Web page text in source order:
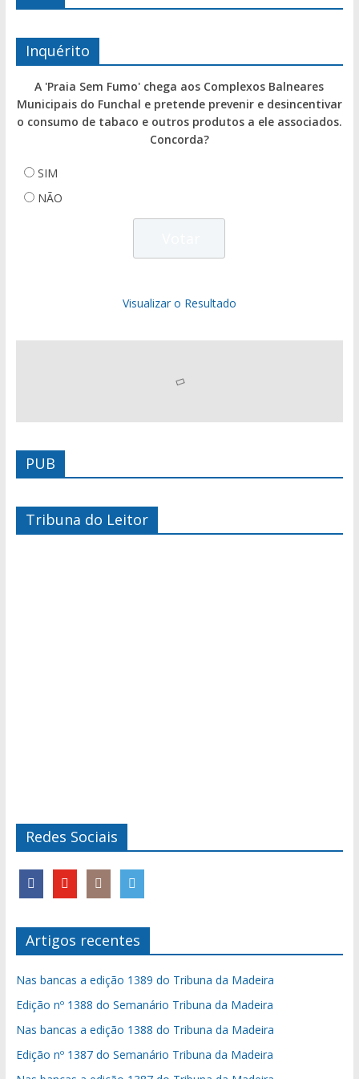
Inquérito
A 'Praia Sem Fumo' chega aos Complexos Balneares
Municipais do Funchal e pretende prevenir e desincentivar
o consumo de tabaco e outros produtos a ele associados.
Concorda?
SIM
NÃO
Visualizar o Resultado
PUB
Tribuna do Leitor
Redes Sociais
Artigos recentes
Nas bancas a edição 1389 do Tribuna da Madeira
Edição nº 1388 do Semanário Tribuna da Madeira
Nas bancas a edição 1388 do Tribuna da Madeira
Edição nº 1387 do Semanário Tribuna da Madeira